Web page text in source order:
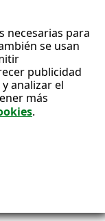
necesarias para
se usan
publicidad
analizar el
más
.